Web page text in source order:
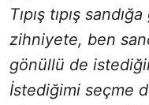
Tıpış tıpış
zihniyete, ben
gönüllü de
İstediğimi seçme